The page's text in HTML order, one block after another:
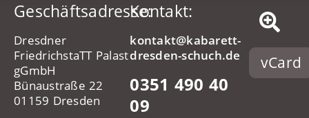
Geschäftsadresse:
Dresdner
FriedrichstaTT Palast
gGmbH
Bünaustraße 22
01159 Dresden
Kontakt:
kontakt@kabarett-
dresden-schuch.de
0351 490 40
09
vCard